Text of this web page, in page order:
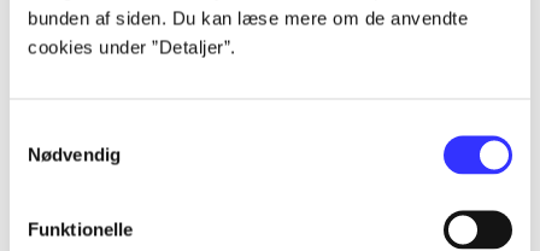
bunden af siden. Du kan læse mere om de anvendte
cookies under ”Detaljer”.
Nødvendig
Funktionelle
Artikler
Alle registrerede artikler fordelt på udgivelser